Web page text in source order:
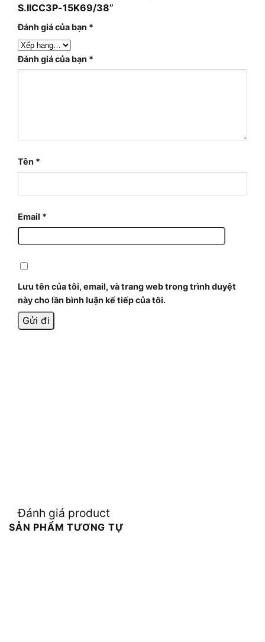
S.IICC3P-15K69/38”
Đánh giá của bạn *
Đánh giá của bạn *
Tên *
Email *
Lưu tên của tôi, email, và trang web trong trình duyệt
này cho lần bình luận kế tiếp của tôi.
Đánh giá product
SẢN PHẨM TƯƠNG TỰ